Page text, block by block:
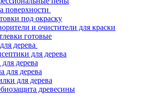
поверхности
под окраску
и очистители для краски
готовые
дерева
для дерева
дерева
для дерева
для дерева
древесины